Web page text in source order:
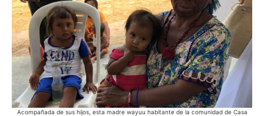
Acompañada de sus hijos, esta madre wayuu habitante de la comunidad de Casa